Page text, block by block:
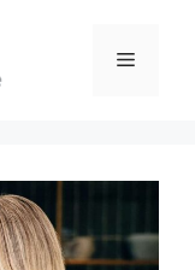
Menü